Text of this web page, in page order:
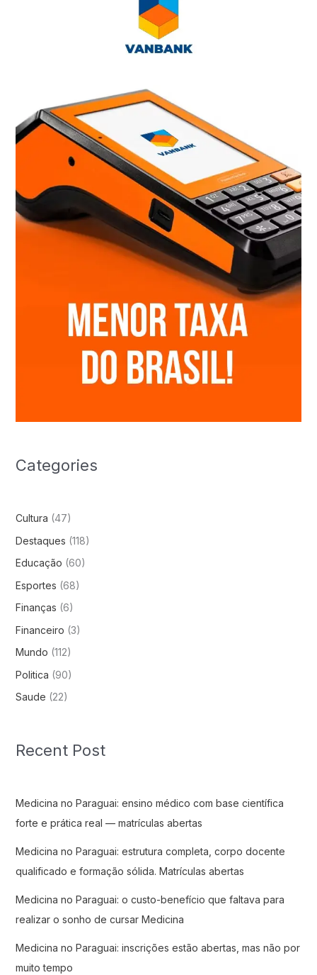
Categories
Cultura (47)
Destaques (118)
Educação (60)
Esportes (68)
Finanças (6)
Financeiro (3)
Mundo (112)
Politica (90)
Saude (22)
Recent Post
Medicina no Paraguai: ensino médico com base científica
forte e prática real — matrículas abertas
Medicina no Paraguai: estrutura completa, corpo docente
qualificado e formação sólida. Matrículas abertas
Medicina no Paraguai: o custo-benefício que faltava para
realizar o sonho de cursar Medicina
Medicina no Paraguai: inscrições estão abertas, mas não por
muito tempo